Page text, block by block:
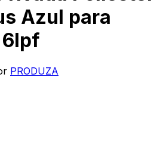
Azul para
6lpf
PRODUZA